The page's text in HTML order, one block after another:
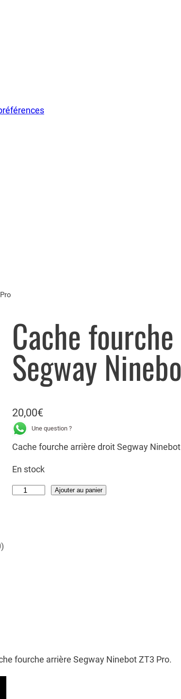
Cache
Segway
20,00€
Une question ?
Cache fourche arrière droit Segway
En stock
c
Ajouter au panier
fourche arrière Segway Ninebot ZT3 Pro.